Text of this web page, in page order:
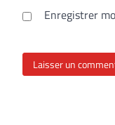
Enregistrer